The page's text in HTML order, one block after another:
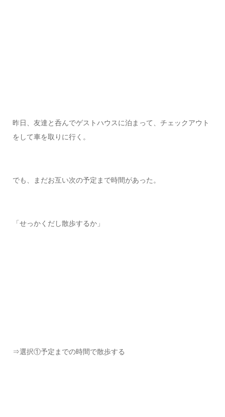
昨日、友達と呑んでゲストハウスに泊まって、チェックアウト
をして車を取りに行く。
でも、まだお互い次の予定まで時間があった。
「せっかくだし散歩するか」
⇒選択①予定までの時間で散歩する